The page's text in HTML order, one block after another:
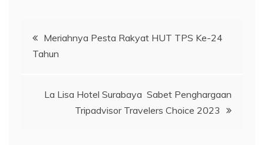
Navigasi
pos
Meriahnya Pesta Rakyat HUT TPS Ke-24
Tahun
La Lisa Hotel Surabaya Sabet Penghargaan
Tripadvisor Travelers Choice 2023